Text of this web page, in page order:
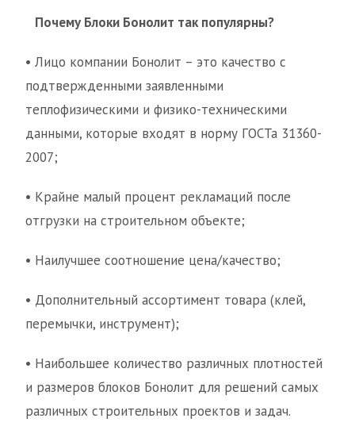
Почему Блоки Бонолит так популярны?
• Лицо компании Бонолит – это качество с
подтвержденными заявленными
теплофизическими и физико-техническими
данными, которые входят в норму ГОСТа 31360-
2007;
• Крайне малый процент рекламаций после
отгрузки на строительном объекте;
• Наилучшее соотношение цена/качество;
• Дополнительный ассортимент товара (клей,
перемычки, инструмент);
• Наибольшее количество различных плотностей
и размеров блоков Бонолит для решений самых
различных строительных проектов и задач.